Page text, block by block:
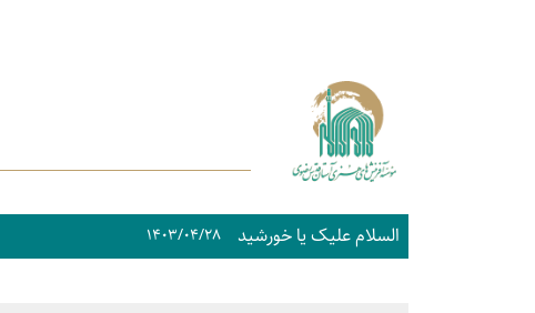
السلام علیک یا خورشید ۱۴۰۳/۰۴/۲۸